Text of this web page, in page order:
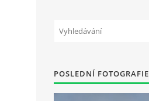
POSLEDNÍ FOTOGRAFIE